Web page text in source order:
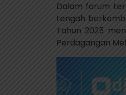
Dalam forum
tengah
Tahun 2025
Perdagangan